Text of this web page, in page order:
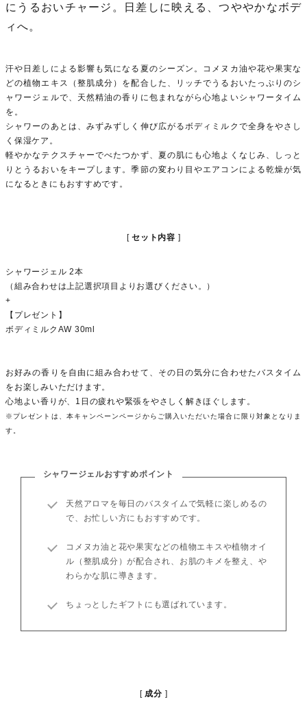
にうるおいチャージ。日差しに映える、つややかなボデ
ィへ。
汗や日差しによる影響も気になる夏のシーズン。コメヌカ油や花や果実な
どの植物エキス（整肌成分）を配合した、リッチでうるおいたっぷりのシ
ャワージェルで、天然精油の香りに包まれながら心地よいシャワータイム
を。
シャワーのあとは、みずみずしく伸び広がるボディミルクで全身をやさし
く保湿ケア。
軽やかなテクスチャーでべたつかず、夏の肌にも心地よくなじみ、しっと
りとうるおいをキープします。季節の変わり目やエアコンによる乾燥が気
になるときにもおすすめです。
セット内容
シャワージェル 2本
（組み合わせは上記選択項目よりお選びください。）
+
【プレゼント】
ボディミルクAW 30ml
お好みの香りを自由に組み合わせて、その日の気分に合わせたバスタイム
をお楽しみいただけます。
心地よい香りが、1日の疲れや緊張をやさしく解きほぐします。
※プレゼントは、本キャンペーンページからご購入いただいた場合に限り対象となりま
す。
シャワージェルおすすめポイント
天然アロマを毎日のバスタイムで気軽に楽しめるの
で、お忙しい方にもおすすめです。
コメヌカ油と花や果実などの植物エキスや植物オイ
ル（整肌成分）が配合され、お肌のキメを整え、や
わらかな肌に導きます。
ちょっとしたギフトにも選ばれています。
成分